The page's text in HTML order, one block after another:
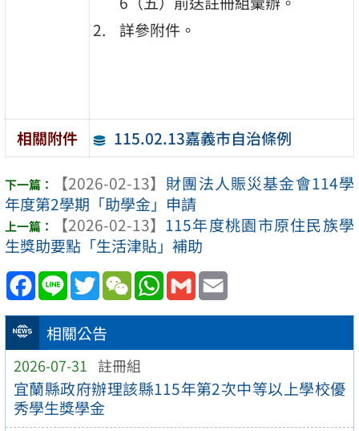
相關公告
2026-07-31 註冊組
宜蘭縣政府辦理該縣115年第2次中等以上學校優
秀學生獎學金
詳參附件。
相關附件 115.02.13嘉義市自治條例
【2026-02-13】 財團法人賑災基金會114學
年度第2學期「助學金」申請
【2026-02-13】 115年度桃園市原住民族學
生獎助要點「生活津貼」補助
Facebook
Line TwitterWeChatWhatsApp
Gmail